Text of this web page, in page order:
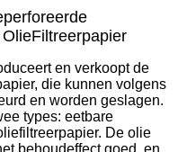
en verkoopt de
die kunnen volgens
en worden geslagen.
types: eetbare
De olie
behoudeffect goed, en